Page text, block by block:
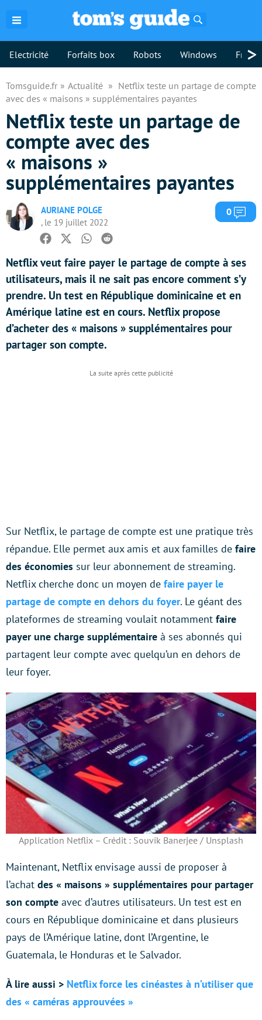
Electricité Forfaits box Robots Windows >
Tomsguide.fr Actualité
Netflix teste un partage de compte
avec des « maisons » supplémentaires payantes
Netflix teste un partage de
compte avec des
« maisons »
supplémentaires payantes
AURIANE POLGE
, le 19 juillet 2022
0
Facebook
TwitterWhatsapp
Reddit
Netflix veut faire payer le partage de compte à ses
utilisateurs, mais il ne sait pas encore comment s’y
prendre. Un test en République dominicaine et en
Amérique latine est en cours. Netflix propose
d’acheter des « maisons » supplémentaires pour
partager son compte.
Sur Netflix, le partage de compte est une pratique très
répandue. Elle permet aux amis et aux familles de faire
des économies sur leur abonnement de streaming.
Netflix cherche donc un moyen de faire payer le
partage de compte en dehors du foyer. Le géant des
plateformes de streaming voulait notamment faire
payer une charge supplémentaire à ses abonnés qui
partagent leur compte avec quelqu’un en dehors de
leur foyer.
Application Netflix – Crédit : Souvik Banerjee / Unsplash
Maintenant, Netflix envisage aussi de proposer à
l’achat des « maisons » supplémentaires pour partager
son compte avec d’autres utilisateurs. Un test est en
cours en République dominicaine et dans plusieurs
pays de l’Amérique latine, dont l’Argentine, le
Guatemala, le Honduras et le Salvador.
À lire aussi > Netflix force les cinéastes à n’utiliser que
des « caméras approuvées »